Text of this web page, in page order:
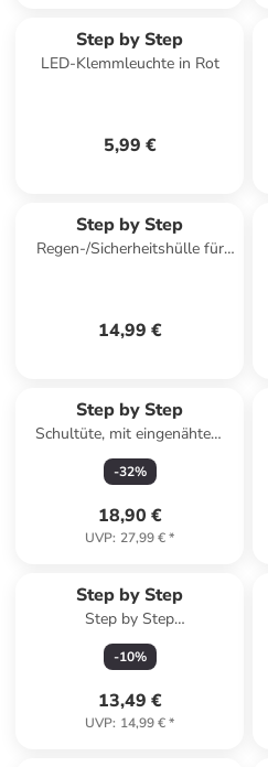
Step by Step
LED-Klemmleuchte in Rot
5,99 €
Step by Step
Regen-/Sicherheitshülle für
14,99 €
Step by Step
Schultüte, mit eingenähtem
Bändchen in Mermaid Bella
-32%
18,90 €
UVP: 27,99 €*
Step by Step
Step by Step
Regen-/Sicherheitshülle,
Medium, Gelb
-10%
13,49 €
UVP: 14,99 €*